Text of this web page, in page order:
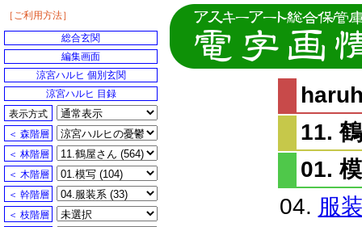
11.
01.
04. 服
［ご利用方法］
総合玄関
編集画面
涼宮ハルヒ 個別玄関
涼宮ハルヒ 目録
表示方式
＜ 森階層
＜ 林階層
＜ 木階層
＜ 幹階層
＜ 枝階層